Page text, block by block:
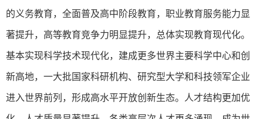
的义务教育，全面普及高中阶段教育，职业教育服务能力显
著提升，高等教育竞争力明显提升，总体实现教育现代化。
基本实现科学技术现代化，建成更多世界主要科学中心和创
新高地，一大批国家科研机构、研究型大学和科技领军企业
进入世界前列，形成高水平开放创新生态。人才结构更加优